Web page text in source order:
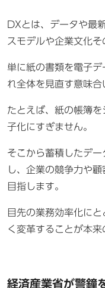
DXとは、データや最
スモデルや企業文化そ
単に紙の書類を電子
れ全体を見直す意味合
たとえば、紙の帳簿
子化にすぎません。
そこから蓄積したデ
し、企業の競争力や
目指します。
目先の業務効率化に
く変革することが本来
経済産業省が警鐘